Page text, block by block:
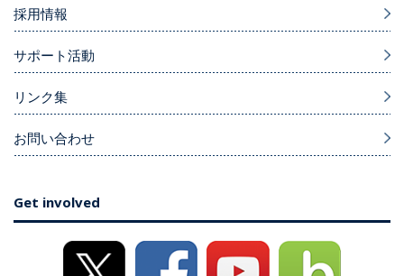
採用情報
サポート活動
リンク集
お問い合わせ
Get involved